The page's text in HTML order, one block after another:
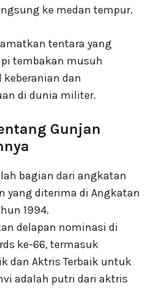
ke medan tempur.
tentara yang
tembakan musuh
dan
di dunia militer.
Gunjan
bagian dari angkatan
yang diterima di Angkatan
1994.
delapan nominasi di
ke-66, termasuk
dan Aktris Terbaik untuk
adalah putri dari aktris